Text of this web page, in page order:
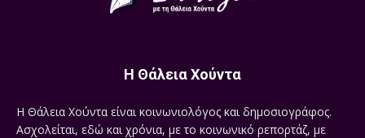
Η Θάλεια Χούντα
Η Θάλεια Χούντα είναι κοινωνιολόγος και δημοσιογράφος.
Ασχολείται, εδώ και χρόνια, με το κοινωνικό ρεπορτάζ, με